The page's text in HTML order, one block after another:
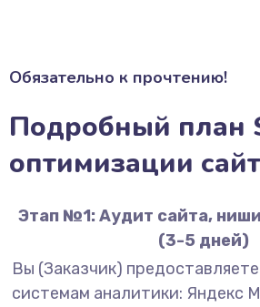
Обязательно к прочтению!
Подробный план
оптимизации
Этап №1: Аудит сайта,
(3-5 дней)
Вы (Заказчик)
системам аналитики: Яндекс